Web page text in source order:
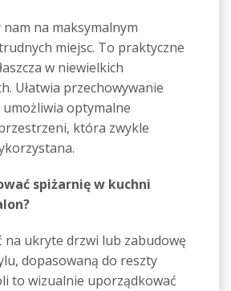
nam na maksymalnym
miejsc. To praktyczne
w niewielkich
Ułatwia przechowywanie
optymalne
która zwykle
spiżarnię w kuchni
na ukryte drzwi lub zabudowę
dopasowaną do reszty
to wizualnie uporządkować